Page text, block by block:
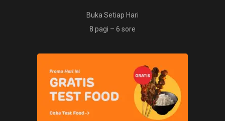
Buka Setiap Hari
8 pagi – 6 sore